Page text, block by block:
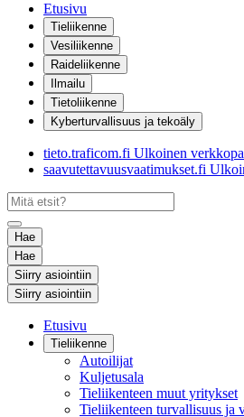
Etusivu
Tieliikenne
Vesiliikenne
Raideliikenne
Ilmailu
Tietoliikenne
Kyberturvallisuus ja tekoäly
tieto.traficom.fi Ulkoinen
saavutettavuusvaatimukset.fi
Hae
Hae
Siirry asiointiin
Siirry asiointiin
Etusivu
Tieliikenne
Autoilijat
Kuljetusala
Tieliikenteen muut yritykset
Tieliikenteen turvallisuus ja